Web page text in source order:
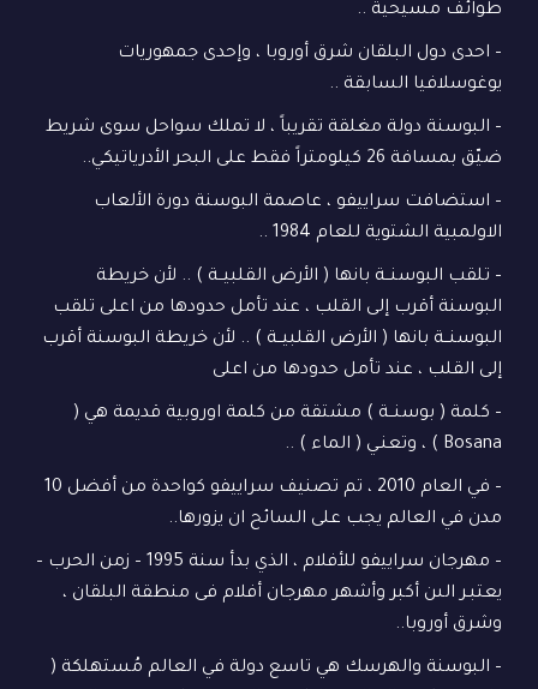
طوائف مسيحية ..
– احدى دول البلقان شرق أوروبا ، وإحدى جمهوريات
يوغوسلافيا السابقة ..
– البوسنة دولة مغلقة تقريباً ، لا تملك سواحل سوى شريط
ضيّق بمسافة 26 كيلومتراً فقط على البحر الأدرياتيكي..
– استضافت سراييفو ، عاصمة البوسنة دورة الألعاب
الاولمبية الشتوية للعام 1984 ..
– تلقب البوسنــة بانها ( الأرض القلبيــة ) .. لأن خريطة
البوسنة أقرب إلى القلب ، عند تأمل حدودها من اعلى تلقب
البوسنــة بانها ( الأرض القلبيــة ) .. لأن خريطة البوسنة أقرب
إلى القلب ، عند تأمل حدودها من اعلى
– كلمة ( بوسنــة ) مشتقة من كلمة اوروبية قديمة هي (
Bosana ) ، وتعنـي ( الماء ) ..
– في العام 2010 ، تم تصنيف سراييفو كواحدة من أفضل 10
مدن في العالم يجب على السائح ان يزورها..
– مهرجان سراييفو للأفلام ، الذي بدأ سنة 1995 – زمن الحرب –
يعتبـر الىن أكبر وأشهر مهرجان أفلام فى منطقة البلقان ،
وشرق أوروبا..
– البوسنة والهرسك هي تاسع دولة في العالم مُستهلكة (